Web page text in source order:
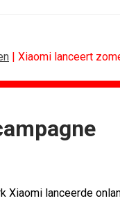
| Xiaomi lanceert
Xiaomi lanceerde
voor Ster...